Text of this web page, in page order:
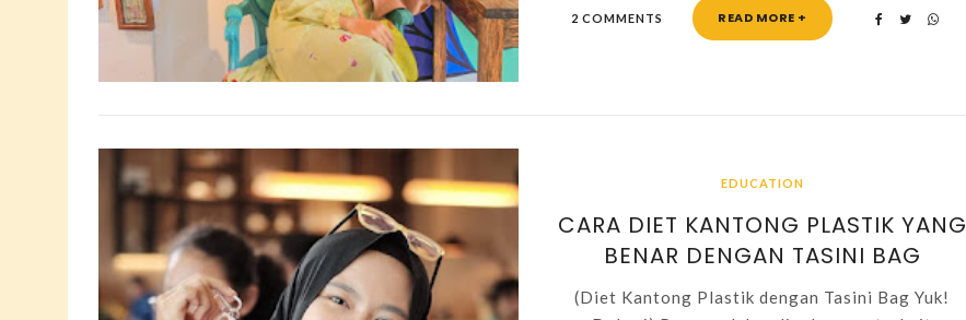
2 COMMENTS READ MORE +
EDUCATION
CARA DIET KANTONG PLASTIK YANG
BENAR DENGAN TASINI BAG
(Diet Kantong Plastik dengan Tasini Bag Yuk!